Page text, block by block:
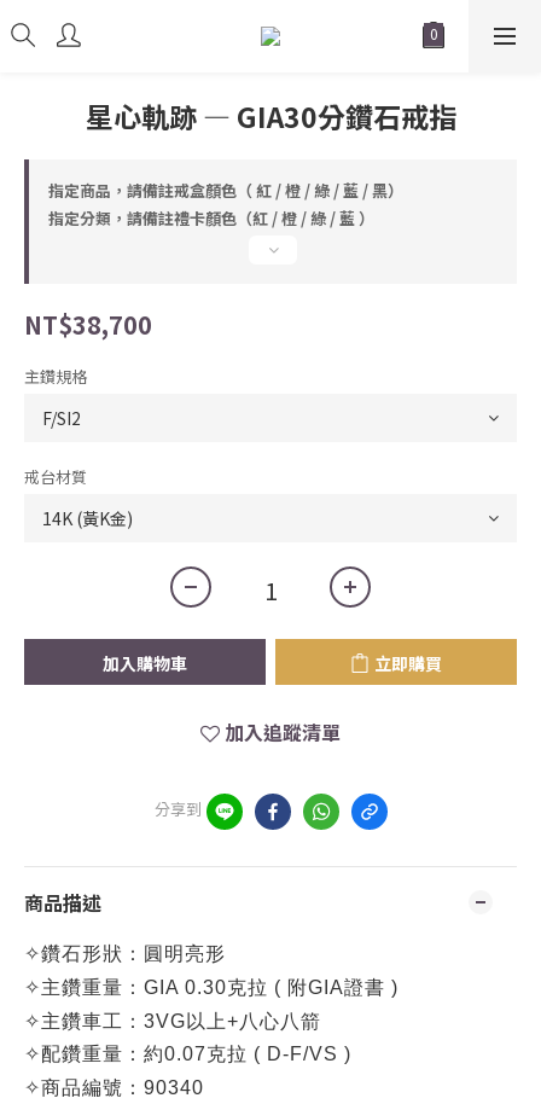
星心軌跡 — GIA30分鑽石戒指
指定商品，請備註戒盒顏色（ 紅 / 橙 / 綠 / 藍 / 黑）
指定分類，請備註禮卡顏色（紅 / 橙 / 綠 / 藍 ）
NT$38,700
主鑽規格
戒台材質
加入購物車 立即購買
加入追蹤清單
分享到
商品描述
✧鑽石形狀：圓明亮形
✧主鑽重量： GIA 0.30克拉 ( 附GIA證書 )
✧主鑽車工：3VG以上+八心八箭
✧配鑽重量：約0.07克拉 ( D-F/VS )
✧商品編號：90340